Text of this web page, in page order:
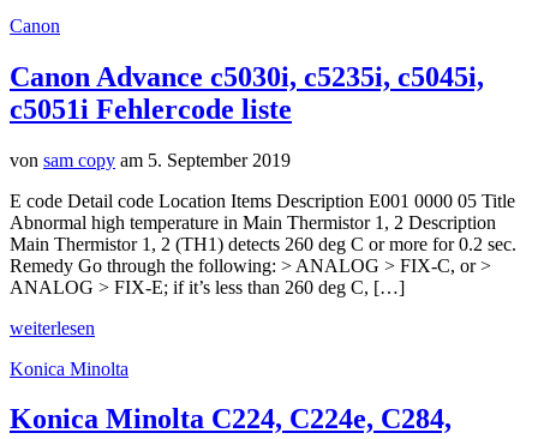
Canon
Canon Advance c5030i, c5235i, c5045i,
c5051i Fehlercode liste
von sam copy am 5. September 2019
E code Detail code Location Items Description E001 0000 05 Title
Abnormal high temperature in Main Thermistor 1, 2 Description
Main Thermistor 1, 2 (TH1) detects 260 deg C or more for 0.2 sec.
Remedy Go through the following: > ANALOG > FIX-C, or >
ANALOG > FIX-E; if it’s less than 260 deg C, […]
weiterlesen
Konica Minolta
Konica Minolta C224, C224e, C284,